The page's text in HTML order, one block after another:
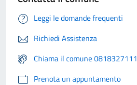
Leggi le domande frequenti
Richiedi Assistenza
Chiama il comune 0818327111
Prenota un appuntamento